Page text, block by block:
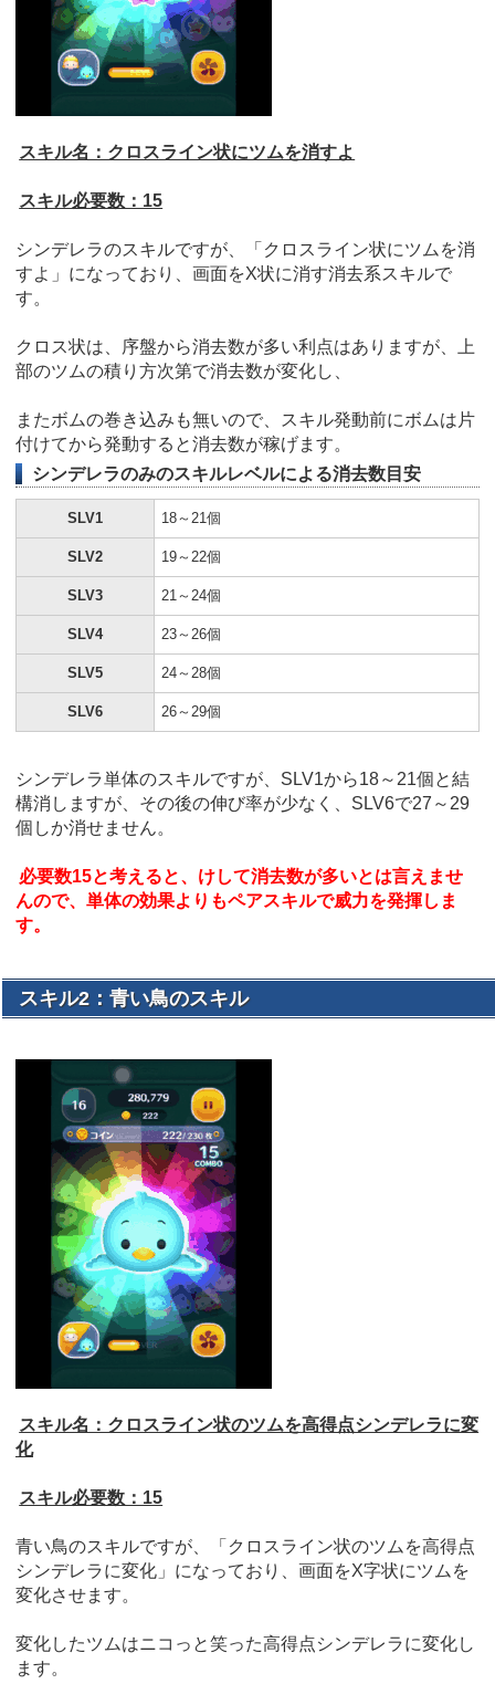
スキル名：クロスライン状にツムを消すよ
スキル必要数：15
シンデレラのスキルですが、「クロスライン状にツムを消
すよ」になっており、画面をX状に消す消去系スキルで
す。
クロス状は、序盤から消去数が多い利点はありますが、上
部のツムの積り方次第で消去数が変化し、
またボムの巻き込みも無いので、スキル発動前にボムは片
付けてから発動すると消去数が稼げます。
シンデレラのみのスキルレベルによる消去数目安
SLV1 18～21個
SLV2 19～22個
SLV3 21～24個
SLV4 23～26個
SLV5 24～28個
SLV6 26～29個
シンデレラ単体のスキルですが、SLV1から18～21個と結
構消しますが、その後の伸び率が少なく、SLV6で27～29
個しか消せません。
必要数15と考えると、けして消去数が多いとは言えませ
んので、単体の効果よりもペアスキルで威力を発揮しま
す。
スキル2：青い鳥のスキル
スキル名：クロスライン状のツムを高得点シンデレラに変
化
スキル必要数：15
青い鳥のスキルですが、「クロスライン状のツムを高得点
シンデレラに変化」になっており、画面をX字状にツムを
変化させます。
変化したツムはニコっと笑った高得点シンデレラに変化し
ます。